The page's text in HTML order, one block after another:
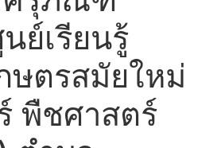
ย์เรียนรู้
ษตรสมัยใหม่
พืชศาสตร์